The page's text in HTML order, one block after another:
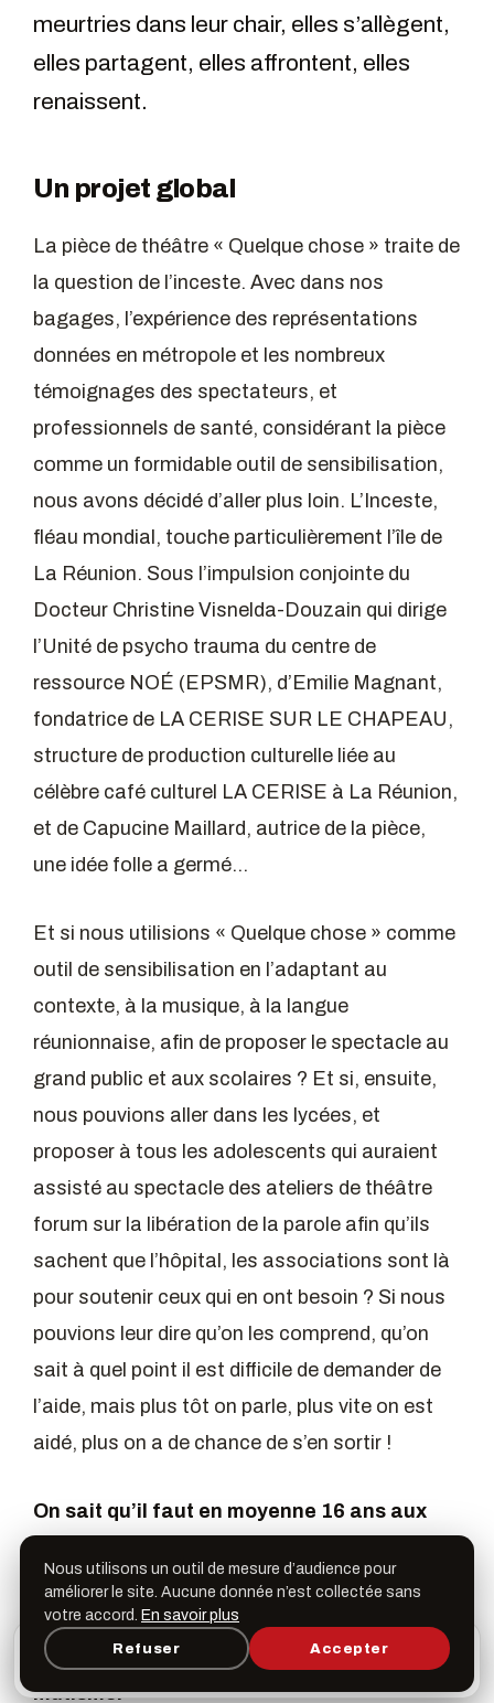
meurtries dans leur chair, elles s’allègent,
elles partagent, elles affrontent, elles
renaissent.
Un projet global
La pièce de théâtre « Quelque chose » traite de
la question de l’inceste. Avec dans nos
bagages, l’expérience des représentations
données en métropole et les nombreux
témoignages des spectateurs, et
professionnels de santé, considérant la pièce
comme un formidable outil de sensibilisation,
nous avons décidé d’aller plus loin. L’Inceste,
fléau mondial, touche particulièrement l’île de
La Réunion. Sous l’impulsion conjointe du
Docteur Christine Visnelda-Douzain qui dirige
l’Unité de psycho trauma du centre de
ressource NOÉ (EPSMR), d’Emilie Magnant,
fondatrice de LA CERISE SUR LE CHAPEAU,
structure de production culturelle liée au
célèbre café culturel LA CERISE à La Réunion,
et de Capucine Maillard, autrice de la pièce,
une idée folle a germé…
Et si nous utilisions « Quelque chose » comme
outil de sensibilisation en l’adaptant au
contexte, à la musique, à la langue
réunionnaise, afin de proposer le spectacle au
grand public et aux scolaires ? Et si, ensuite,
nous pouvions aller dans les lycées, et
proposer à tous les adolescents qui auraient
assisté au spectacle des ateliers de théâtre
forum sur la libération de la parole afin qu’ils
sachent que l’hôpital, les associations sont là
pour soutenir ceux qui en ont besoin ? Si nous
pouvions leur dire qu’on les comprend, qu’on
sait à quel point il est difficile de demander de
l’aide, mais plus tôt on parle, plus vite on est
aidé, plus on a de chance de s’en sortir !
On sait qu’il faut en moyenne 16 ans aux
parler, les dispositifs d’accompagnement
existent; avec cette pièce et ces ateliers,
nous espérons réduire ce temps de
mutisme.
L’appli Léspas
Programme, favoris & rappels sur votre écran
×
Nous utilisons un outil de mesure d’audience pour
améliorer le site. Aucune donnée n’est collectée sans
votre accord. En savoir plus
Refuser Accepter